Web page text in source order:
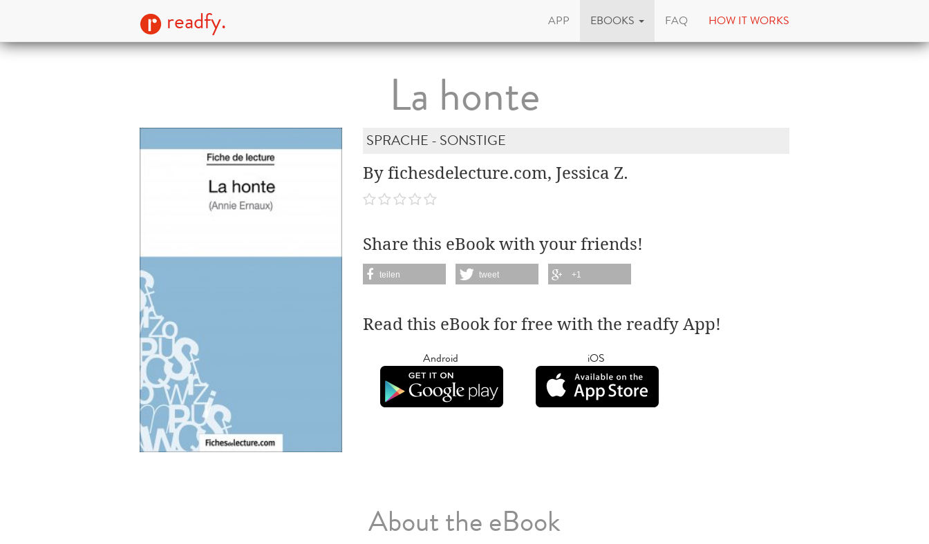
readfy. APP EBOOKS FAQ HOW IT WORKS
La honte
SPRACHE - SONSTIGE
By fichesdelecture.com, Jessica Z.
Share this eBook with your friends!
teilen tweet +1
Read this eBook for free with the readfy App!
Android iOS
About the eBook